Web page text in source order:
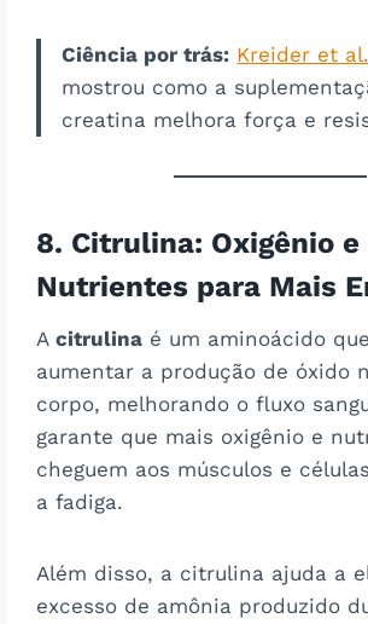
Ciência por trás: Kreider et
mostrou como a
creatina melhora força e
8. Citrulina: Oxigênio e
Nutrientes para Mais
Acitrulina é um aminoácido
aumentar a produção de óxido
corpo, melhorando o fluxo
garante que mais oxigênio e
cheguem aos músculos e
a fadiga.
Além disso, a citrulina ajuda a
excesso de amônia produzido